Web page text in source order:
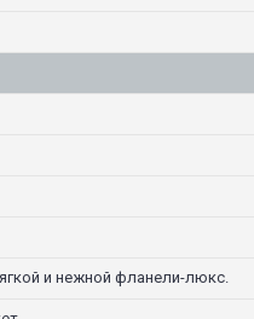
и нежной фланели-люкс.